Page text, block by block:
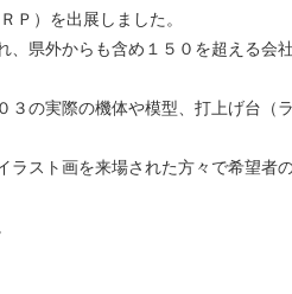
Ｐ）を出展しました。
、県外からも含め１５０を超える会
の実際の機体や模型、打上げ台（ラ
ラスト画を来場された方々で希望者